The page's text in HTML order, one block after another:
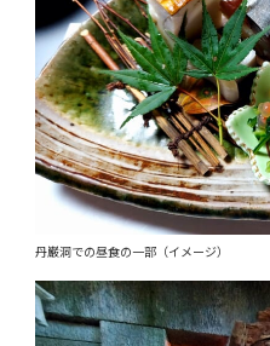
丹巌洞での昼食の一部（イメージ）